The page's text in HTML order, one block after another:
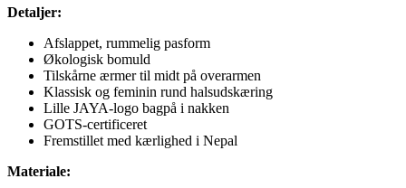
Detaljer:
Afslappet, rummelig pasform
Økologisk bomuld
Tilskårne ærmer til midt på overarmen
Klassisk og feminin rund halsudskæring
Lille JAYA-logo bagpå i nakken
GOTS-certificeret
Fremstillet med kærlighed i Nepal
Materiale: